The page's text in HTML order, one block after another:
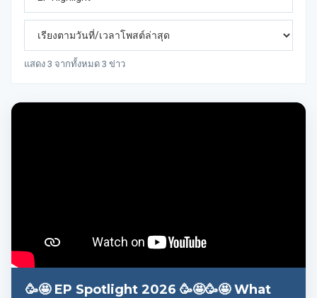
แสดง 3 จากทั้งหมด 3 ข่าว
🥳🤩 EP Spotlight 2026 🥳🤩🥳🤩 What